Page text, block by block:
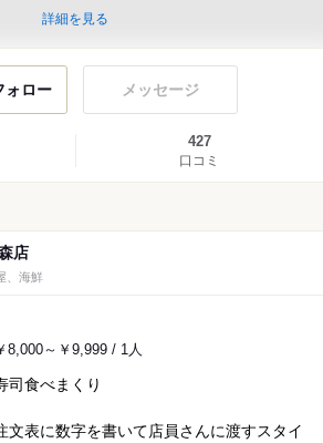
詳細を見る
ォロー メッセージ
427
口コミ
店
、海鮮
8,000～￥9,999 / 1人
食べまくり
文表に数字を書いて店員さんに渡すスタイ